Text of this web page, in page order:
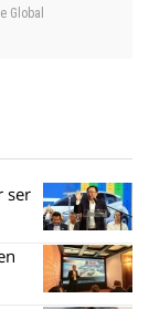
Global
ser